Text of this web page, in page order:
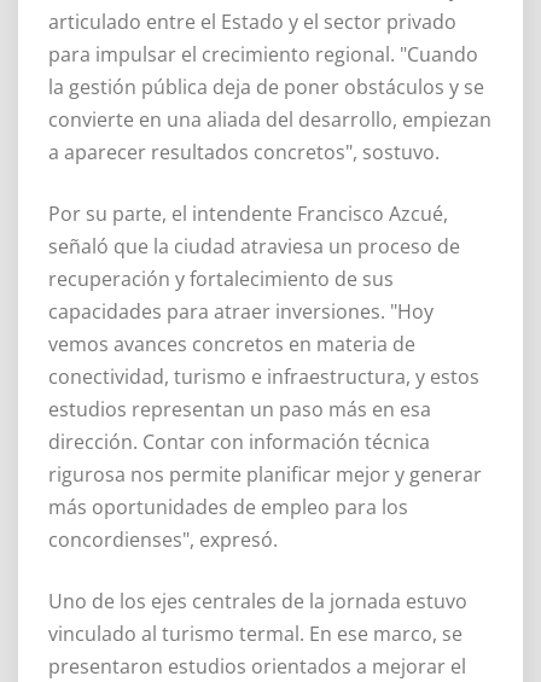
articulado entre el Estado y el sector privado
para impulsar el crecimiento regional. "Cuando
la gestión pública deja de poner obstáculos y se
convierte en una aliada del desarrollo, empiezan
a aparecer resultados concretos", sostuvo.
Por su parte, el intendente Francisco Azcué,
señaló que la ciudad atraviesa un proceso de
recuperación y fortalecimiento de sus
capacidades para atraer inversiones. "Hoy
vemos avances concretos en materia de
conectividad, turismo e infraestructura, y estos
estudios representan un paso más en esa
dirección. Contar con información técnica
rigurosa nos permite planificar mejor y generar
más oportunidades de empleo para los
concordienses", expresó.
Uno de los ejes centrales de la jornada estuvo
vinculado al turismo termal. En ese marco, se
presentaron estudios orientados a mejorar el